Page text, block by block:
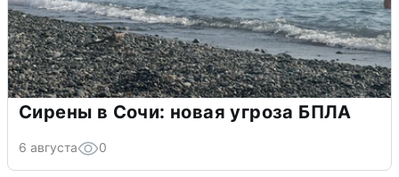
Сирены в Сочи: новая угроза БПЛА
6 августа 0